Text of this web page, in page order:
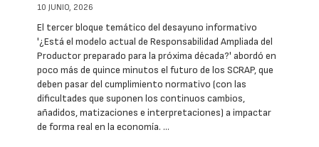
10 JUNIO, 2026
El tercer bloque temático del desayuno informativo
'¿Está el modelo actual de Responsabilidad Ampliada del
Productor preparado para la próxima década?' abordó en
poco más de quince minutos el futuro de los SCRAP, que
deben pasar del cumplimiento normativo (con las
dificultades que suponen los continuos cambios,
añadidos, matizaciones e interpretaciones) a impactar
de forma real en la economía. …